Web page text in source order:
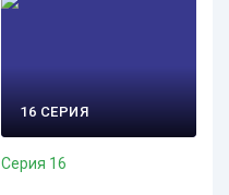
16 СЕРИЯ
Серия 16